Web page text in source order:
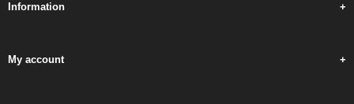
Information +
My account +